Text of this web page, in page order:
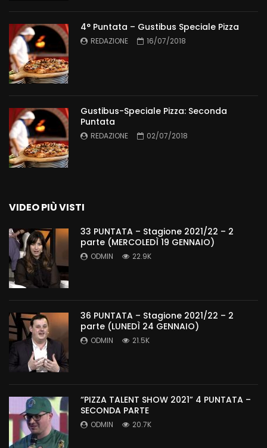
4° Puntata – Gustibus Speciale Pizza
REDAZIONE 16/07/2018
Gustibus-Speciale Pizza: Seconda
Puntata
REDAZIONE 02/07/2018
VIDEO PIÙ VISTI
33 PUNTATA – Stagione 2021/22 – 2
parte (MERCOLEDÌ 19 GENNAIO)
ODMIN 22.9K
36 PUNTATA – Stagione 2021/22 – 2
parte (LUNEDÌ 24 GENNAIO)
ODMIN 21.5K
“PIZZA TALENT SHOW 2021” 4 PUNTATA –
SECONDA PARTE
ODMIN 20.7K